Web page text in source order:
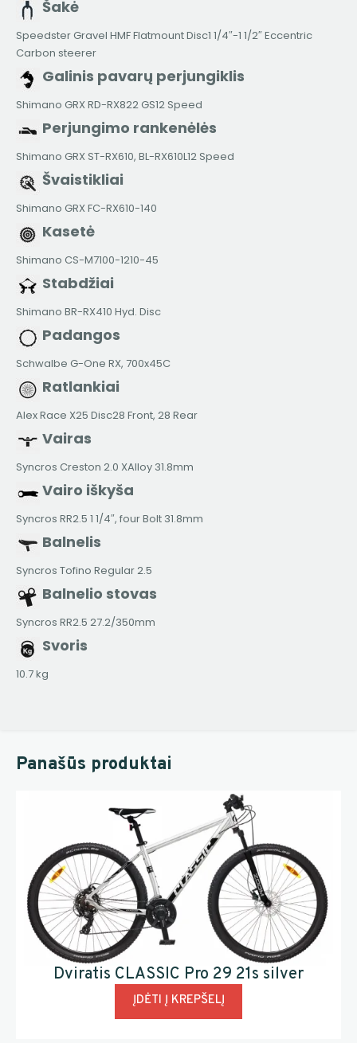
Šakė
Speedster Gravel HMF Flatmount Disc1 1/4″-1 1/2″ Eccentric
Carbon steerer
Galinis pavarų perjungiklis
Shimano GRX RD-RX822 GS12 Speed
Perjungimo rankenėlės
Shimano GRX ST-RX610, BL-RX610L12 Speed
Švaistikliai
Shimano GRX FC-RX610-140
Kasetė
Shimano CS-M7100-1210-45
Stabdžiai
Shimano BR-RX410 Hyd. Disc
Padangos
Schwalbe G-One RX, 700x45C
Ratlankiai
Alex Race X25 Disc28 Front, 28 Rear
Vairas
Syncros Creston 2.0 XAlloy 31.8mm
Vairo iškyša
Syncros RR2.5 1 1/4″, four Bolt 31.8mm
Balnelis
Syncros Tofino Regular 2.5
Balnelio stovas
Syncros RR2.5 27.2/350mm
Svoris
10.7 kg
Panašūs produktai
Dviratis CLASSIC Pro 29 21s silver
ĮDĖTI Į KREPŠELĮ